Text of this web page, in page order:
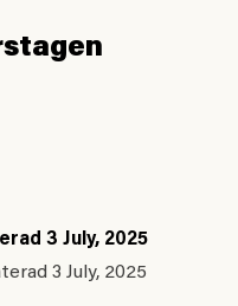
3 July, 2025
3 July, 2025